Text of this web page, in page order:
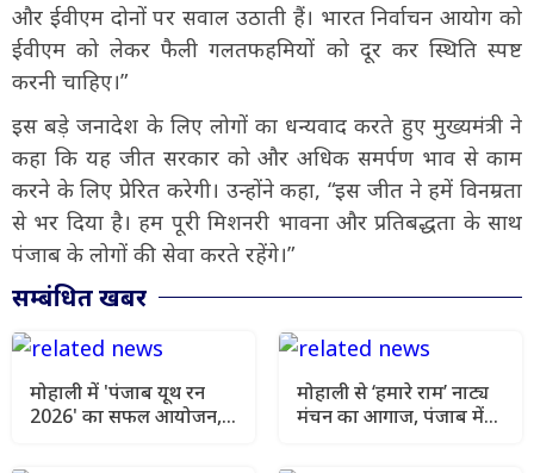
और ईवीएम दोनों पर सवाल उठाती हैं। भारत निर्वाचन आयोग को
ईवीएम को लेकर फैली गलतफहमियों को दूर कर स्थिति स्पष्ट
करनी चाहिए।”
इस बड़े जनादेश के लिए लोगों का धन्यवाद करते हुए मुख्यमंत्री ने
कहा कि यह जीत सरकार को और अधिक समर्पण भाव से काम
करने के लिए प्रेरित करेगी। उन्होंने कहा, “इस जीत ने हमें विनम्रता
से भर दिया है। हम पूरी मिशनरी भावना और प्रतिबद्धता के साथ
पंजाब के लोगों की सेवा करते रहेंगे।”
सम्बंधित खबर
मोहाली में 'पंजाब यूथ रन
2026' का सफल आयोजन,
मोहाली से ‘हमारे राम’ नाट्य
मंचन का आगाज, पंजाब में